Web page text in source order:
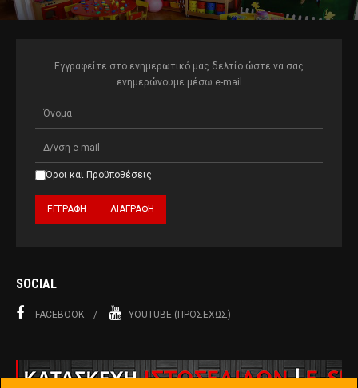
Εγγραφείτε στο ενημερωτικό μας δελτίο ώστε να σας
ενημερώνουμε μέσω e-mail
Όροι και Προϋποθέσεις
SOCIAL
FACEBOOK YOUTUBE (ΠΡΟΣΕΧΏΣ)